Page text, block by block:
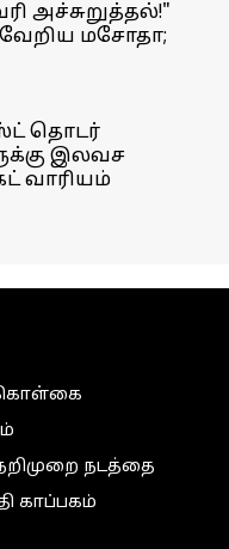
அச்சுறுத்தல்!"
மசோதா;
தொடர்
இலவச
வாரியம்
கொள்கை
நடத்தை
காப்பகம்